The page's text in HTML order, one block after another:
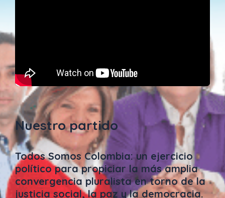
Nuestro partido
Todos Somos Colombia: un ejercicio
político para propiciar la más amplia
convergencia pluralista en torno de la
justicia social, la paz y la democracia.